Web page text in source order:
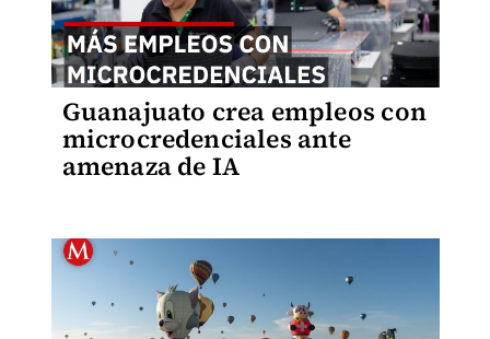
Guanajuato crea empleos con
microcredenciales ante
amenaza de IA